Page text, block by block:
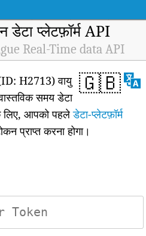
डेटा प्लेटफ़ॉर्म API
Real-Time data API
🇬🇧
H2713) वायु
समय डेटा
लिए, आपको पहलेडेटा-प्लेटफ़ॉर्म
प्राप्त करना होगा।